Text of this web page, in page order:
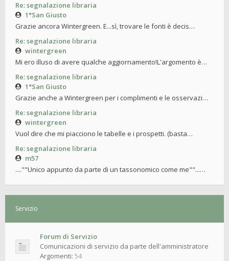
Re: segnalazione libraria
1°San Giusto
Grazie ancora Wintergreen. E...sì, trovare le fonti è decis…
Re: segnalazione libraria
wintergreen
Mi ero illuso di avere qualche aggiornamento!L'argomento è…
Re: segnalazione libraria
1°San Giusto
Grazie anche a Wintergreen per i complimenti e le osservazi…
Re: segnalazione libraria
wintergreen
Vuol dire che mi piacciono le tabelle e i prospetti. (basta…
Re: segnalazione libraria
m57
....""Unico appunto da parte di un tassonomico come me""...…
Servizio
Forum di Servizio
Comunicazioni di servizio da parte dell'amministratore
Argomenti: 54